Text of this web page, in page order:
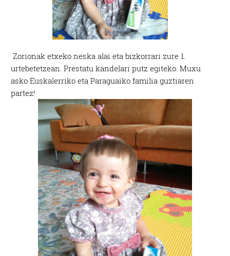
Zorionak etxeko neska alai eta bizkorrari zure 1.
urtebetetzean. Prestatu kandelari putz egiteko. Muxu
asko Euskalerriko eta Paraguaiko familia guztiaren
partez!